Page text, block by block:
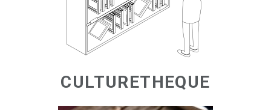
CULTURETHEQUE